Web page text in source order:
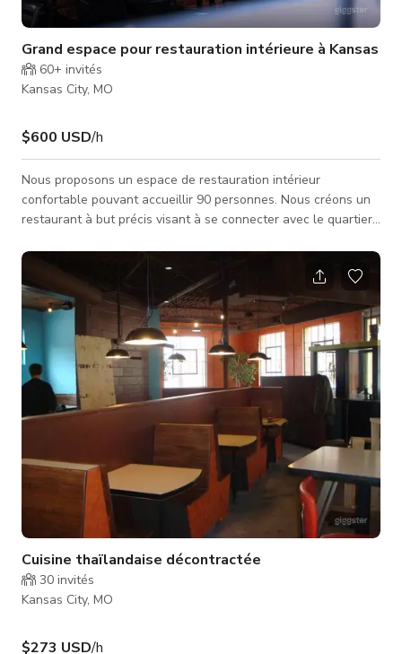
Grand espace pour restauration intérieure à Kansas
60+ invités
Kansas City, MO
$600 USD/h
Nous proposons un espace de restauration intérieur
confortable pouvant accueillir 90 personnes. Nous créons un
restaurant à but précis visant à se connecter avec le quartier
service exemplaires. Nos valeurs : Nos employés & nos clients
Nourriture et boissons fraîches & innovantes Création
d'emplois & croissance Redonner à la communauté Investir
dans le quartier
Cuisine thaïlandaise décontractée
30 invités
Kansas City, MO
$273 USD/h